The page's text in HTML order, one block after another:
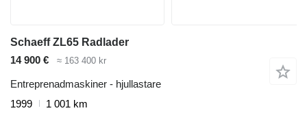
Schaeff ZL65 Radlader
14 900 €
≈ 163 400 kr
Entreprenadmaskiner - hjullastare
1999
1 001 km